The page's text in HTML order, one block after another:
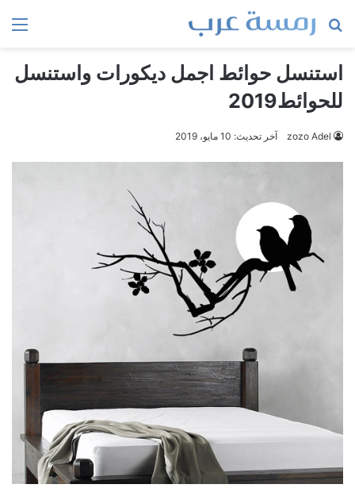
بحث
استنسل حوائط اجمل ديكورات واستنسل
للحوائط2019
zozo Adel آخر تحديث: 10 مايو، 2019